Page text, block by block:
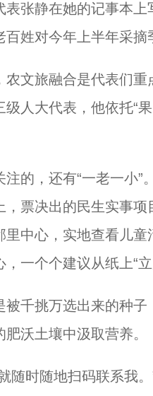
静在她的记事本上
百姓对今年上半年采摘
旅融合是代表们重
人大代表，他依托“
，还有“一老一小”
票决出的民生实事
里中心，实地查看儿
一个个建议从纸上“
挑万选出来的种子
沃土壤中汲取营养。
时随地扫码联系我。